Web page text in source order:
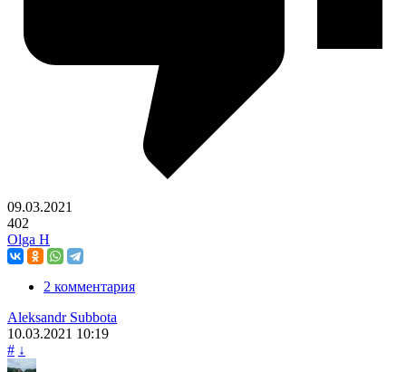
09.03.2021
402
Olga H
2 комментария
Aleksandr Subbota
10.03.2021 10:19
# ↓